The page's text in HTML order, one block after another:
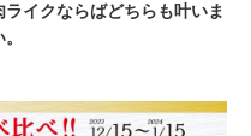
イクならばどちらも叶いま